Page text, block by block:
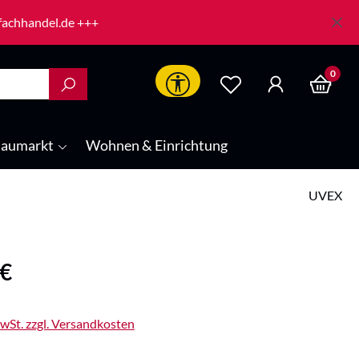
+++
Werkzeugleiste anzeigen
0
Wohnen & Einrichtung
UVEX
zzgl. Versandkosten